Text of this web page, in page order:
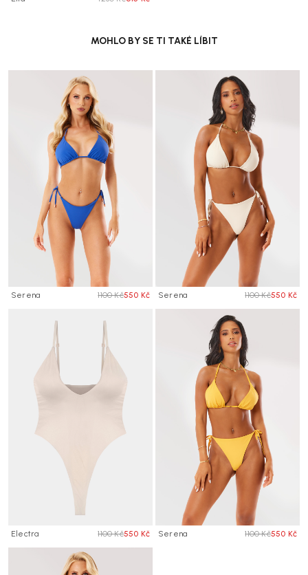
MOHLO BY SE TI TAKÉ LÍBIT
Serena 1100 Kč550 Kč Serena 1100 Kč550 Kč
Electra 1100 Kč550 Kč Serena 1100 Kč550 Kč